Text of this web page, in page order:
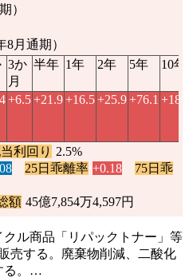
）
8月通期）
3か
月
半年 1年 2年 5年 10年
+6.5+21.9+16.5+25.9+76.1
利回り 2.5%
25日乖離率 +0.18
75日乖
額 45億7,854万4,597円
クル商品「リパックトナー」等
売する。廃棄物削減、二酸化
る。…